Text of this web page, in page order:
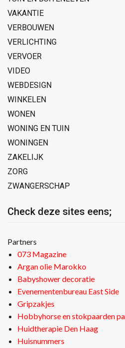
VAKANTIE
VERBOUWEN
VERLICHTING
VERVOER
VIDEO
WEBDESIGN
WINKELEN
WONEN
WONING EN TUIN
WONINGEN
ZAKELIJK
ZORG
ZWANGERSCHAP
Check deze sites eens;
Partners
073 Magazine
Argan olie Marokko
Babyshower decoratie
Evenementenbureau East Side
Gripzakjes
Hobbyhorse en stokpaarden
Huidtherapie Den Haag
Huisnummers